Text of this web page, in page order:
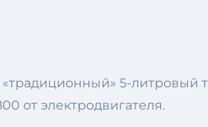
5-литровый
от электродвигателя.